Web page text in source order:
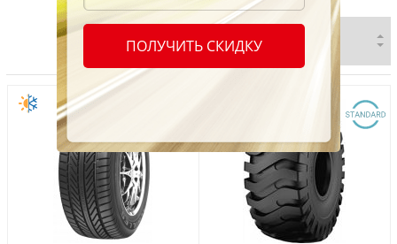
ПОЛУЧИТЬ СКИДКУ